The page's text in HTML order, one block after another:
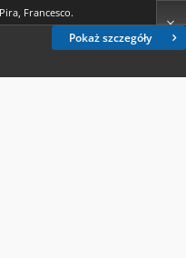
Pokaż szczegóły
Pira, Francesco.